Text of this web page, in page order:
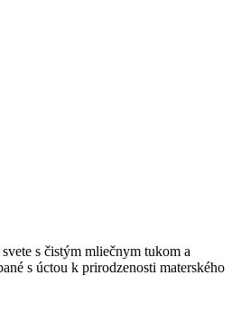
s čistým mliečnym tukom a
s úctou k prirodzenosti materského